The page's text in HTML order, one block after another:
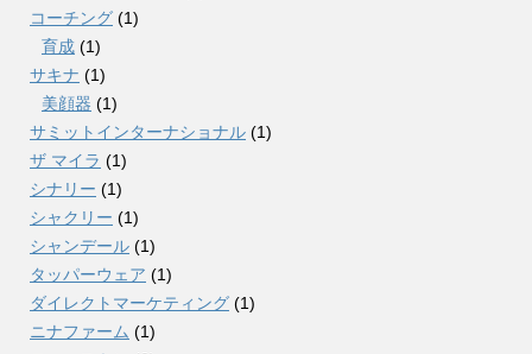
コーチング (1)
育成 (1)
サキナ (1)
美顔器 (1)
サミットインターナショナル (1)
ザ マイラ (1)
シナリー (1)
シャクリー (1)
シャンデール (1)
タッパーウェア (1)
ダイレクトマーケティング (1)
ニナファーム (1)